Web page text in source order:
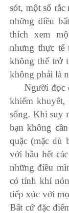
sót, một số
những điều
thích xem
nhưng thực
không thể trở
không phải là
Người đọc
khiếm
sống. Khi suy
bạn không
quặc (mặc dù
với hầu hết
những điều
có tính khí
tiếp xúc với
Bất cứ đặc